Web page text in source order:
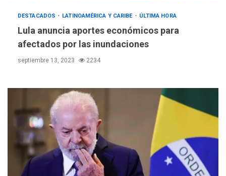
DESTACADOS LATINOAMÉRICA Y CARIBE ÚLTIMA HORA
Lula anuncia aportes económicos para
afectados por las inundaciones
septiembre 13, 2023 2234